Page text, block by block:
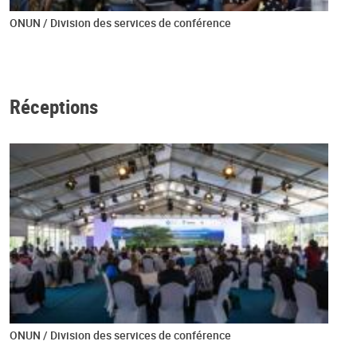
ONUN / Division des services de conférence
Réceptions
ONUN / Division des services de conférence